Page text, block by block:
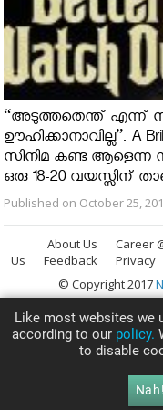
“അടുത്തതെന്ത് എന്ന്
ഊഹിക്കാനാവില്ല”. A
സിനിമ കണ്ട ആളെന്ന
ഒരു 18-20 വയസ്സിന്
Published on October 25,
About Us Career
Us
Feedback Privacy
© Copyright 2017
Like most websites we
according to our policy.
to disable